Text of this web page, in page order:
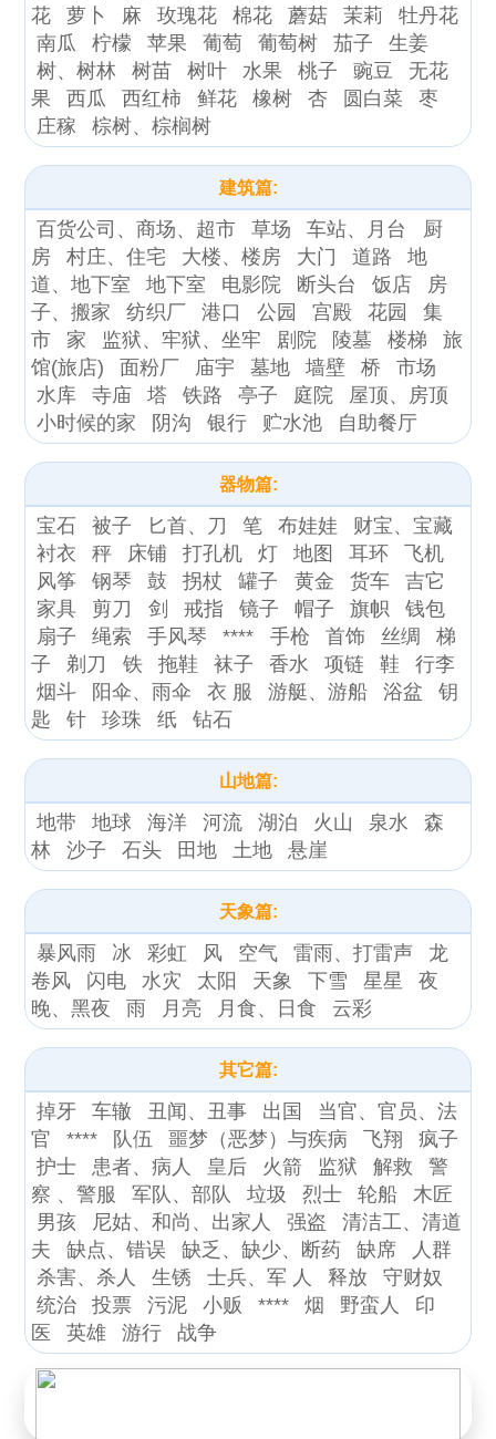
花
萝卜 麻 玫瑰花 棉花 蘑菇 茉莉
牡丹花
南瓜
柠檬 苹果 葡萄 葡萄树 茄子
生姜
树、树林
树苗 树叶 水果 桃子 豌豆
无花
果
西瓜 西红柿 鲜花 橡树 杏 圆白菜
枣
庄稼
棕树、棕榈树
建筑篇:
百货公司、商场、超市 草场 车站、月台
厨
房
村庄、住宅 大楼、楼房 大门 道路
地
道、地下室
地下室 电影院 断头台 饭店
房
子、搬家
纺织厂 港口 公园 宫殿 花园
集
市
家 监狱、牢狱、坐牢 剧院 陵墓 楼梯
旅
馆(旅店)
面粉厂 庙宇 墓地 墙壁 桥
市场
水库
寺庙 塔 铁路 亭子 庭院
屋顶、房顶
小时候的家
阴沟 银行 贮水池 自助餐厅
器物篇:
宝石 被子 匕首、刀 笔 布娃娃
财宝、宝藏
衬衣
秤 床铺 打孔机 灯 地图 耳环
飞机
风筝
钢琴 鼓 拐杖 罐子 黄金 货车
吉它
家具
剪刀 剑 戒指 镜子 帽子 旗帜
钱包
扇子
绳索 手风琴 **** 手枪 首饰 丝绸
梯
子
剃刀 铁 拖鞋 袜子 香水 项链 鞋
行李
烟斗
阳伞、雨伞 衣 服 游艇、游船 浴盆
钥
匙
针 珍珠 纸 钻石
山地篇:
地带 地球 海洋 河流 湖泊 火山 泉水
森
林
沙子 石头 田地 土地 悬崖
天象篇:
暴风雨 冰 彩虹 风 空气 雷雨、打雷声
龙
卷风
闪电 水灾 太阳 天象 下雪 星星
夜
晚、黑夜
雨 月亮 月食、日食 云彩
其它篇:
掉牙 车辙 丑闻、丑事 出国
当官、官员、法
官
**** 队伍 噩梦（恶梦）与疾病 飞翔
疯子
护士
患者、病人 皇后 火箭 监狱 解救
警
察 、警服
军队、部队 垃圾 烈士 轮船
木匠
男孩
尼姑、和尚、出家人 强盗
清洁工、清道
夫
缺点、错误 缺乏、缺少、断药 缺席
人群
杀害、杀人
生锈 士兵、军 人 释放
守财奴
统治
投票 污泥 小贩 **** 烟 野蛮人
印
医
英雄 游行 战争